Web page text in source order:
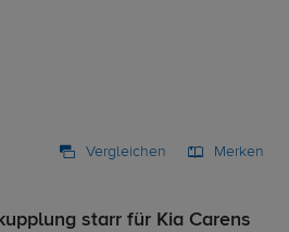
Vergleichen Merken
starr für Kia Carens